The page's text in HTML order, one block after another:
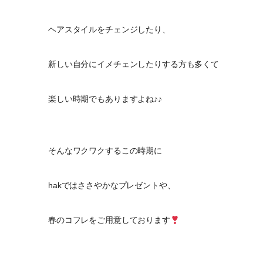
ヘアスタイルをチェンジしたり、
新しい自分にイメチェンしたりする方も多くて
楽しい時期でもありますよね♪♪
そんなワクワクするこの時期に
hakではささやかなプレゼントや、
春のコフレをご用意しております